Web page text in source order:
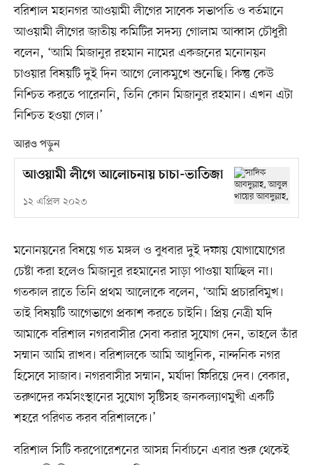
বরিশাল মহানগর আওয়ামী লীগের সাবেক সভাপতি ও বর্তমানে
আওয়ামী লীগের জাতীয় কমিটির সদস্য গোলাম আব্বাস চৌধুরী
বলেন, ‘আমি মিজানুর রহমান নামের একজনের মনোনয়ন
চাওয়ার বিষয়টি দুই দিন আগে লোকমুখে শুনেছি। কিন্তু কেউ
নিশ্চিত করতে পারেননি, তিনি কোন মিজানুর রহমান। এখন এটা
নিশ্চিত হওয়া গেল।’
আরও পড়ুন
আওয়ামী লীগে আলোচনায় চাচা-ভাতিজা
১২ এপ্রিল ২০২৩
মনোনয়নের বিষয়ে গত মঙ্গল ও বুধবার দুই দফায় যোগাযোগের
চেষ্টা করা হলেও মিজানুর রহমানের সাড়া পাওয়া যাচ্ছিল না।
গতকাল রাতে তিনি প্রথম আলোকে বলেন, ‘আমি প্রচারবিমুখ।
তাই বিষয়টি আগেভাগে প্রকাশ করতে চাইনি। প্রিয় নেত্রী যদি
আমাকে বরিশাল নগরবাসীর সেবা করার সুযোগ দেন, তাহলে তাঁর
সম্মান আমি রাখব। বরিশালকে আমি আধুনিক, নান্দনিক নগর
হিসেবে সাজাব। নগরবাসীর সম্মান, মর্যাদা ফিরিয়ে দেব। বেকার,
তরুণদের কর্মসংস্থানের সুযোগ সৃষ্টিসহ জনকল্যাণমুখী একটি
শহরে পরিণত করব বরিশালকে।’
বরিশাল সিটি করপোরেশনের আসন্ন নির্বাচনে এবার শুরু থেকেই